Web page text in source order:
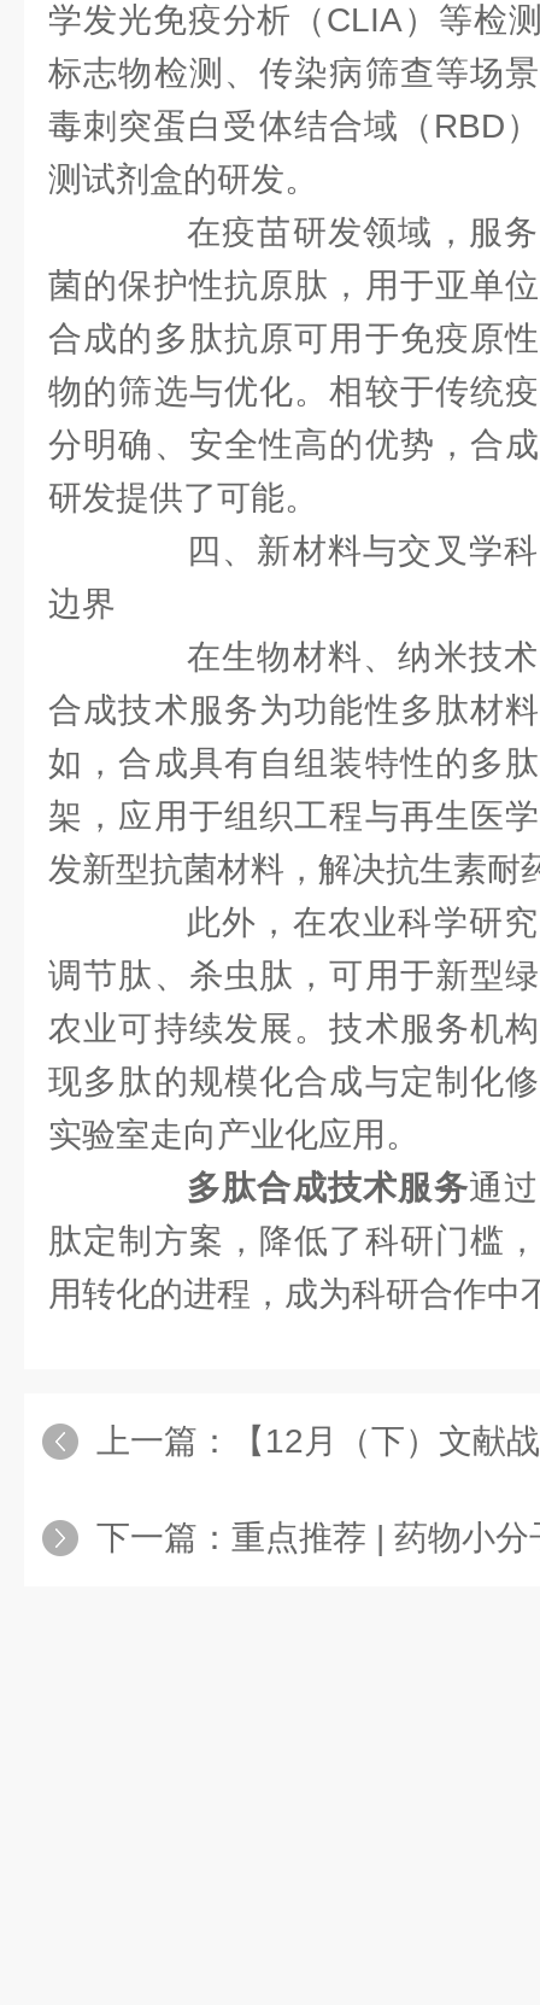
学发光免疫分析（CLIA）等检
标志物检测、传染病筛查等场
毒刺突蛋白受体结合域（RBD
测试剂盒的研发。
在疫苗研发领域，服务
菌的保护性抗原肽，用于亚单
合成的多肽抗原可用于免疫原
物的筛选与优化。相较于传统
分明确、安全性高的优势，合
研发提供了可能。
四、新材料与交叉学科
边界
在生物材料、纳米技术
合成技术服务为功能性多肽材
如，合成具有自组装特性的多
架，应用于组织工程与再生医
发新型抗菌材料，解决抗生素耐
此外，在农业科学研究
调节肽、杀虫肽，可用于新型
农业可持续发展。技术服务机
现多肽的规模化合成与定制化
实验室走向产业化应用。
多肽合成技术服务通
肽定制方案，降低了科研门槛
用转化的进程，成为科研合作中
上一篇： 【12月（下）文献战报
下一篇： 重点推荐 | 药物小分